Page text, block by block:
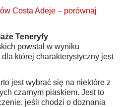
Costa Adeje – porównaj
Teneryfy
powstał w wyniku
której charakterystyczny jest
jest wybrać się na niektóre z
czarnym piaskiem. Jest to
jeśli chodzi o doznania